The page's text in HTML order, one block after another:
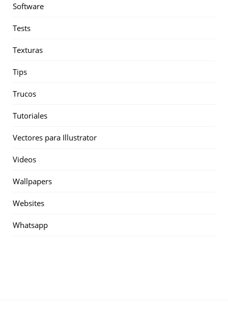
Software
Tests
Texturas
Tips
Trucos
Tutoriales
Vectores para Illustrator
Videos
Wallpapers
Websites
Whatsapp